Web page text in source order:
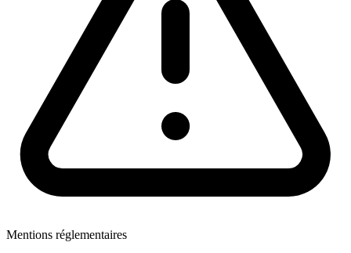
Mentions réglementaires